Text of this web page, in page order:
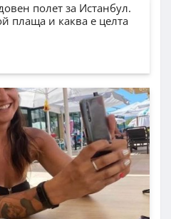
полет за Истанбул.
плаща и каква е целта